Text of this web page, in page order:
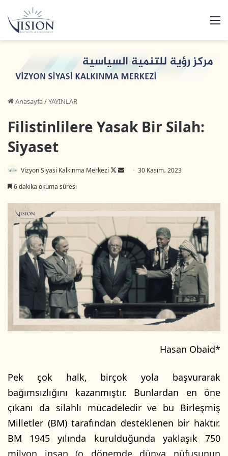
Anasayfa/YAYINLAR
Filistinlilere Yasak Bir Silah:
Siyaset
Vizyon Siyasi Kalkınma Merkezi
Follow
Bir
30 Kasım، 2023
6 dakika okuma süresi
Hasan Obaid*
Pek çok halk, birçok yola başvurarak
bağımsızlığını kazanmıştır. Bunlardan en öne
çıkanı da silahlı mücadeledir ve bu Birleşmiş
Milletler (BM) tarafından desteklenen bir haktır.
BM 1945 yılında kurulduğunda yaklaşık 750
milyon insan (o dönemde dünya nüfusunun